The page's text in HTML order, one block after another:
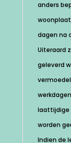
anders
dagen na
Uiteraard
geleverd
laattijdige
worden
Indien de